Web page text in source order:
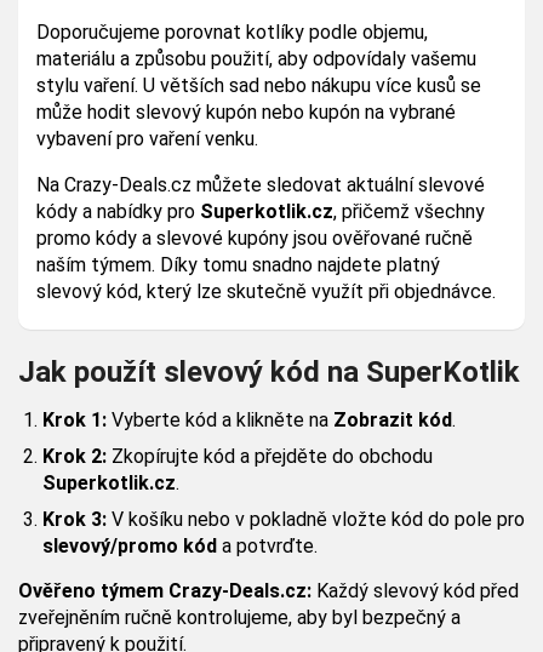
Doporučujeme porovnat kotlíky podle objemu,
materiálu a způsobu použití, aby odpovídaly vašemu
stylu vaření. U větších sad nebo nákupu více kusů se
může hodit slevový kupón nebo kupón na vybrané
vybavení pro vaření venku.
Na Crazy-Deals.cz můžete sledovat aktuální slevové
kódy a nabídky pro Superkotlik.cz, přičemž všechny
promo kódy a slevové kupóny jsou ověřované ručně
naším týmem. Díky tomu snadno najdete platný
slevový kód, který lze skutečně využít při objednávce.
Jak použít slevový kód na SuperKotlik
Krok 1: Vyberte kód a klikněte na Zobrazit kód.
Krok 2: Zkopírujte kód a přejděte do obchodu
Superkotlik.cz.
Krok 3: V košíku nebo v pokladně vložte kód do pole pro
slevový/promo kód a potvrďte.
Ověřeno týmem Crazy-Deals.cz: Každý slevový kód před
zveřejněním ručně kontrolujeme, aby byl bezpečný a
připravený k použití.